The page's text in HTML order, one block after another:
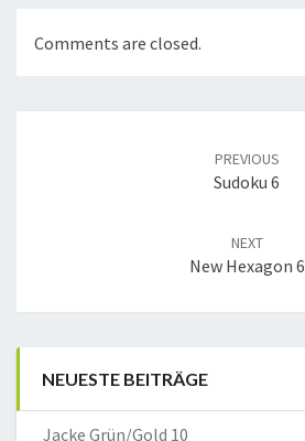
Comments are closed.
PREVIOUS
Sudoku 6
NEXT
New Hexagon 6
NEUESTE BEITRÄGE
Jacke Grün/Gold 10